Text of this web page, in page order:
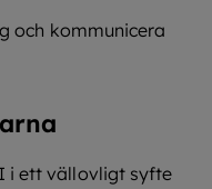
och kommunicera
i ett vällovligt syfte